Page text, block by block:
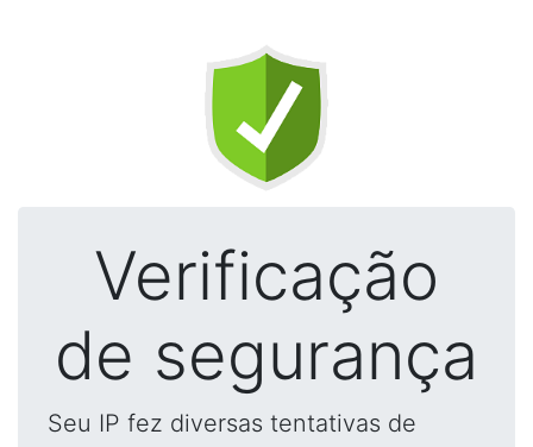
Verificação
de segurança
Seu IP fez diversas tentativas de